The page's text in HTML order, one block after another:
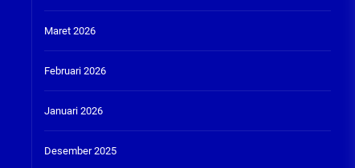
Maret 2026
Februari 2026
Januari 2026
Desember 2025